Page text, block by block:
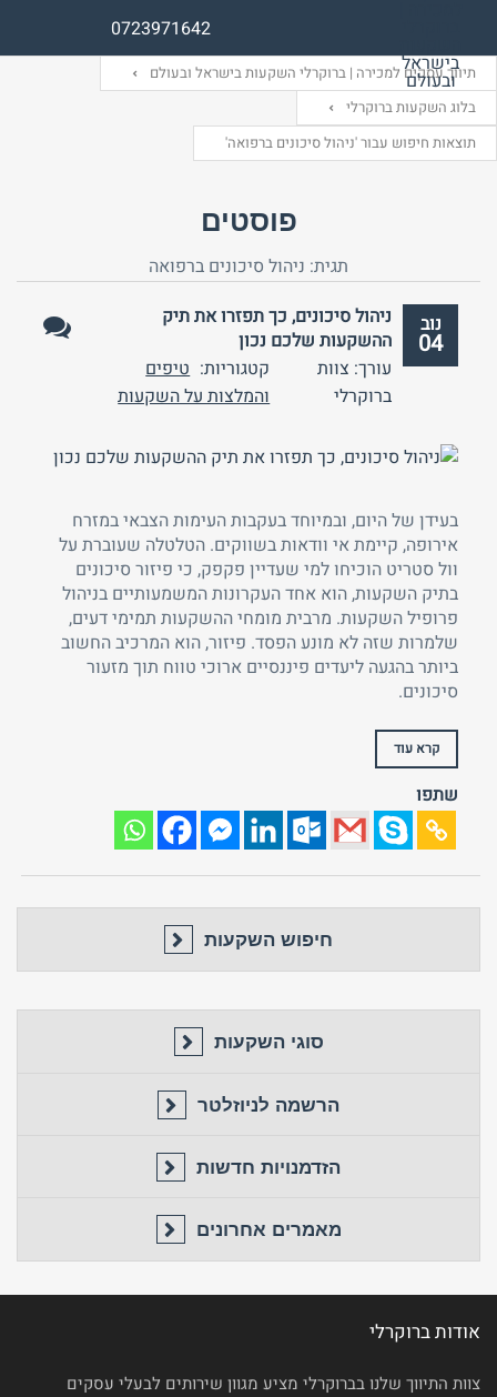
0723971642
שם משתמש (אנגלית)
התחבר באמצעות:
סיסמה?
זכור אותי
לא רשום לאתר?
★ הירשם כאן! ★
שם משתמש (אנגלית)
התחבר באמצעות:
חזור לאתרהתחבר פרסם באתר
תיווך עסקים למכירה | ברוקרלי השקעות בישראל ובעולם
בלוג השקעות ברוקרלי
תוצאות חיפוש עבור 'ניהול סיכונים ברפואה'
פוסטים
תגית: ניהול סיכונים ברפואה
נוב
04
ניהול סיכונים, כך תפזרו את תיק
ההשקעות שלכם נכון
עורך: צוות
ברוקרלי
קטגוריות: טיפים
והמלצות על השקעות
בעידן של היום, ובמיוחד בעקבות העימות הצבאי במזרח
אירופה, קיימת אי וודאות בשווקים. הטלטלה שעוברת על
וול סטריט הוכיחו למי שעדיין פקפק, כי פיזור סיכונים
בתיק השקעות, הוא אחד העקרונות המשמעותיים בניהול
פרופיל השקעות. מרבית מומחי ההשקעות תמימי דעים,
שלמרות שזה לא מונע הפסד. פיזור, הוא המרכיב החשוב
ביותר בהגעה ליעדים פיננסיים ארוכי טווח תוך מזעור
סיכונים.
קרא עוד
שתפו
חיפוש השקעות
סוגי השקעות
הרשמה לניוזלטר
הזדמנויות חדשות
מאמרים אחרונים
אודות ברוקרלי
צוות התיווך שלנו בברוקרלי מציע מגוון שירותים לבעלי עסקים